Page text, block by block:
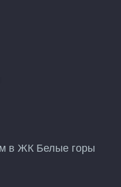
в ЖК Белые горы